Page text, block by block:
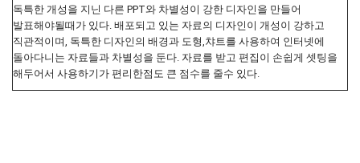
독특한 개성을 지닌 다른 PPT와 차별성이 강한 디자인을 만들어
발표해야될때가 있다. 배포되고 있는 자료의 디자인이 개성이 강하고
직관적이며, 독특한 디자인의 배경과 도형,챠트를 사용하여 인터넷에
돌아다니는 자료들과 차별성을 둔다. 자료를 받고 편집이 손쉽게 셋팅을
해두어서 사용하기가 편리한점도 큰 점수를 줄수 있다.